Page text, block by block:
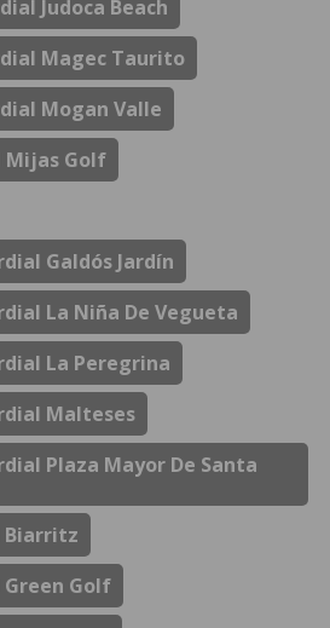
Judoca Beach
Magec Taurito
Mogan Valle
Golf
Galdós Jardín
La Niña De Vegueta
La Peregrina
Malteses
Plaza Mayor De Santa
Biarritz
Golf